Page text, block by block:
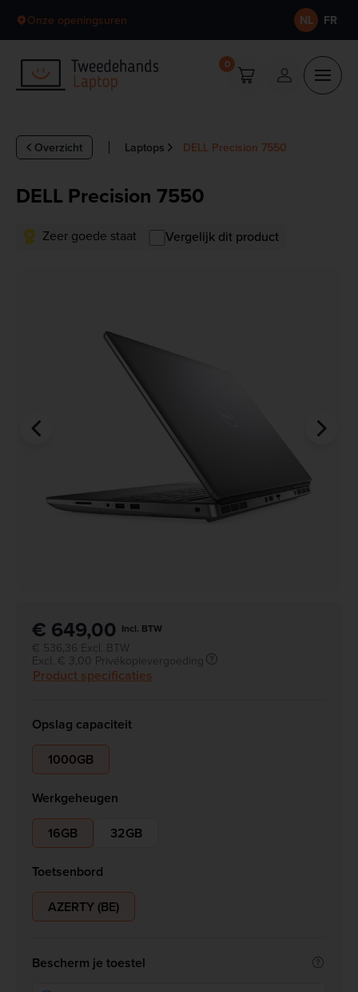
Onze openingsuren NL FR
0
Laptops DELL Precision 7550
Overzicht
DELL Precision 7550
Zeer goede staat Vergelijk dit product
€ 649,00 Incl. BTW
€ 536,36 Excl. BTW
Excl. € 3,00 Privékopievergoeding
Product specificaties
Opslag capaciteit
1000GB
Werkgeheugen
16GB
32GB
Toetsenbord
AZERTY (BE)
Bescherm je toestel